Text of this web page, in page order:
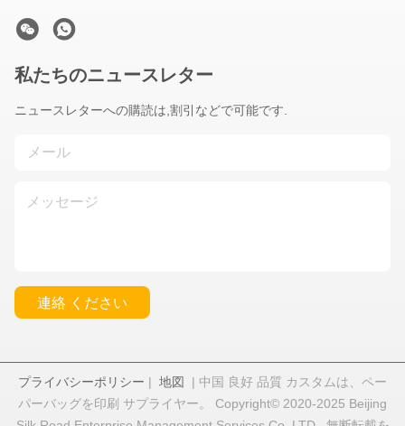
私たちのニュースレター
ニュースレターへの購読は,割引などで可能です.
連絡 ください
プライバシーポリシー | 地図
| 中国 良好 品質 カスタムは、ペー
パーバッグを印刷 サプライヤー。 Copyright© 2020-2025 Beijing